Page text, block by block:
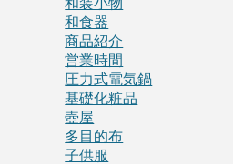
和装小物
和食器
商品紹介
営業時間
圧力式電気鍋
基礎化粧品
壺屋
多目的布
子供服